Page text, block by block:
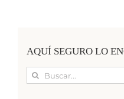
AQUÍ SEGURO LO
Buscar: